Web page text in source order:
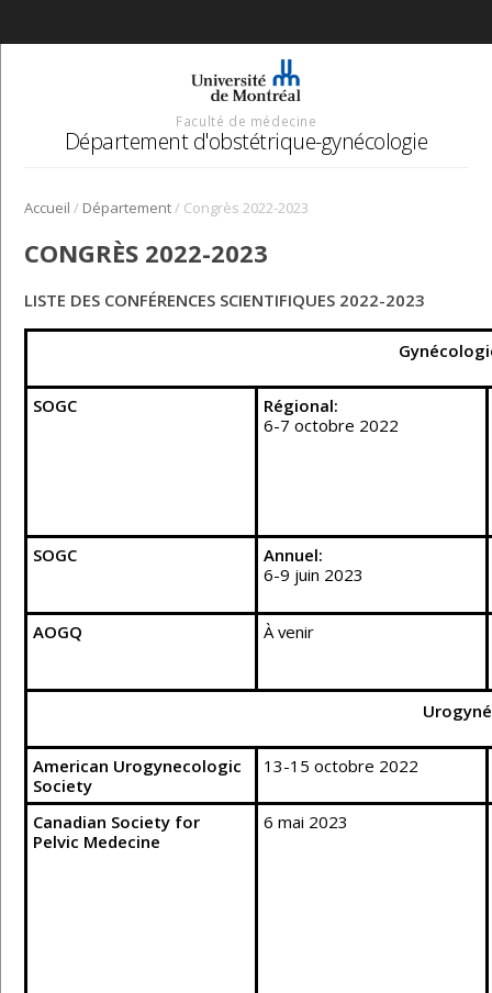
Faculté de médecine
Département d'obstétrique-gynécologie
Accueil / Département/ Congrès 2022-2023
CONGRÈS 2022-2023
LISTE DES CONFÉRENCES SCIENTIFIQUES 2022-2023
SOGC
Régional:
6-7 octobre 2022
SOGC
Annuel:
6-9 juin 2023
AOGQ À venir
American Urogynecologic
Society
13-15 octobre 2022
Canadian Society for
Pelvic Medecine
6 mai 2023